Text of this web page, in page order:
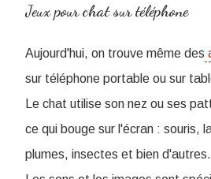
Jeux pour chat sur téléphone
Aujourd'hui, on trouve même des
sur téléphone portable ou sur
Le chat utilise son nez ou ses
ce qui bouge sur l'écran : souris,
plumes, insectes et bien d'autres.